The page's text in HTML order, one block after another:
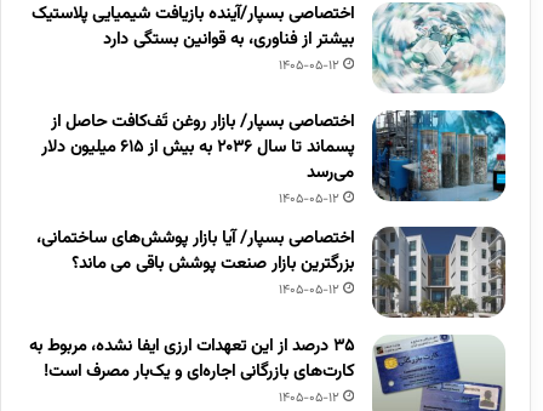
اختصاصی بسپار/آینده بازیافت شیمیایی پلاستیک
بیشتر از فناوری، به قوانین بستگی دارد
1405-05-12
اختصاصی بسپار/ بازار روغن تَف‌کافت حاصل از
پسماند تا سال ۲۰۳۶ به بیش از ۶۱۵ میلیون دلار
می‌رسد
1405-05-12
اختصاصی بسپار/ آیا بازار پوشش‌های ساختمانی،
بزرگترین بازار صنعت پوشش باقی می ماند؟
1405-05-12
۳۵ درصد از این تعهدات ارزی ایفا نشده، مربوط به
کارت‌های بازرگانی اجاره‌ای و یک‌بار مصرف است!
1405-05-12